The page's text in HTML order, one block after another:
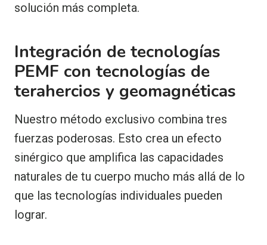
solución más completa.
Integración de tecnologías
PEMF con tecnologías de
terahercios y geomagnéticas
Nuestro método exclusivo combina tres
fuerzas poderosas. Esto crea un efecto
sinérgico que amplifica las capacidades
naturales de tu cuerpo mucho más allá de lo
que las tecnologías individuales pueden
lograr.